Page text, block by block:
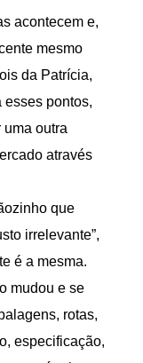
acontecem e,
mesmo
da Patrícia,
esses pontos,
uma outra
através
que
irrelevante”,
é a mesma.
mudou e se
rotas,
especificação,